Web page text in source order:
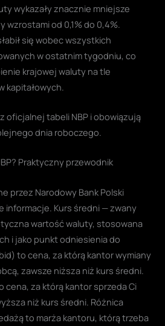
wykazały znacznie mniejsze
wzrostami od 0,1% do 0,4%.
się wobec wszystkich
w ostatnim tygodniu, co
krajowej waluty na tle
kapitałowych.
oficjalnej tabeli NBP i obowiązują
dnia roboczego.
Praktyczny przewodnik
przez Narodowy Bank Polski
informacje. Kurs średni — zwany
wartość waluty, stosowana
i jako punkt odniesienia do
to cena, za którą kantor wymiany
zawsze niższa niż kurs średni.
cena, za którą kantor sprzeda Ci
niż kurs średni. Różnica
to marża kantoru, którą trzeba